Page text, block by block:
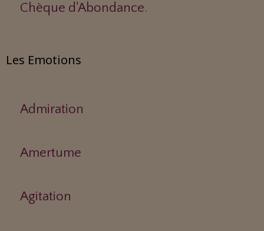
Chèque d'Abondance.
Les Emotions
Admiration
Amertume
Agitation